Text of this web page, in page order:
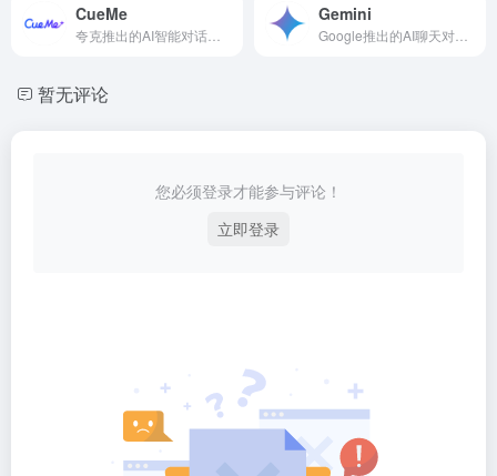
CueMe Gemini
暂无评论
您必须登录才能参与评论！
立即登录